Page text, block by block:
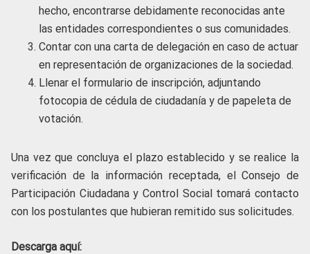
hecho, encontrarse debidamente reconocidas ante
las entidades correspondientes o sus comunidades.
Contar con una carta de delegación en caso de actuar
en representación de organizaciones de la sociedad.
Llenar el formulario de inscripción, adjuntando
fotocopia de cédula de ciudadanía y de papeleta de
votación.
Una vez que concluya el plazo establecido y se realice la
verificación de la información receptada, el Consejo de
Participación Ciudadana y Control Social tomará contacto
con los postulantes que hubieran remitido sus solicitudes.
Descarga aquí: